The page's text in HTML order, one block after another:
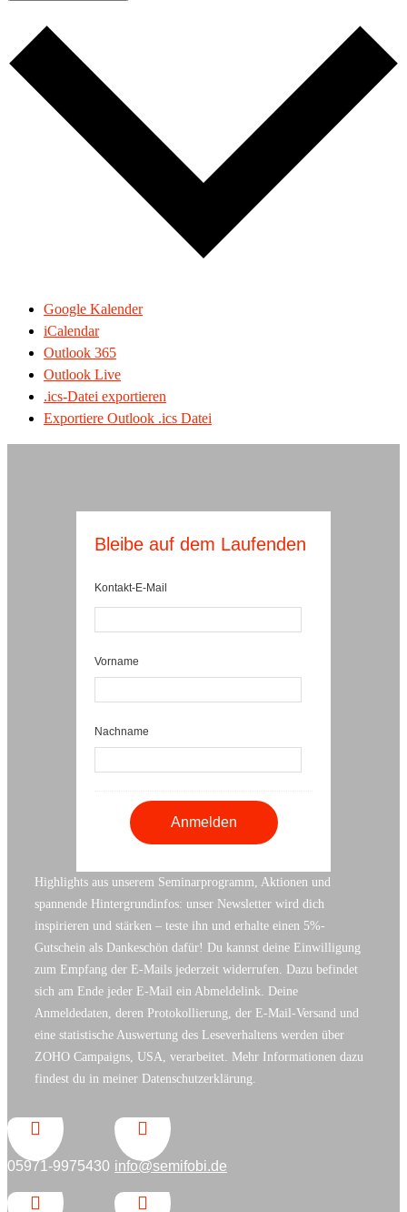
Google Kalender
iCalendar
Outlook 365
Outlook Live
.ics-Datei exportieren
Exportiere Outlook .ics Datei

info@semifobi.de


05971-9975430

Bleibe auf dem Laufenden
Kontakt-E-Mail
Vorname
Nachname
Highlights aus unserem Seminarprogramm, Aktionen und
spannende Hintergrundinfos: unser Newsletter wird dich
inspirieren und stärken – teste ihn und erhalte einen 5%-
Gutschein als Dankeschön dafür! Du kannst deine Einwilligung
zum Empfang der E-Mails jederzeit widerrufen. Dazu befindet
sich am Ende jeder E-Mail ein Abmeldelink. Deine
Anmeldedaten, deren Protokollierung, der E-Mail-Versand und
eine statistische Auswertung des Leseverhaltens werden über
ZOHO Campaigns, USA, verarbeitet. Mehr Informationen dazu
findest du in meiner Datenschutzerklärung.